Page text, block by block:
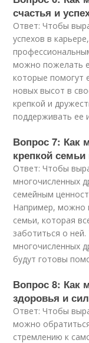
счастья и
Ответ: Чтобы
успехов в
можно пожелать
которые помогут
новых высот в
крепкой и
поддерживать ее
Вопрос 7: Как
крепкой
Ответ: Чтобы
многочисленных
семейным
Например, можно
семьи, которая
заботиться о
многочисленных
будут готовы
Вопрос 8: Как
здоровья и
Ответ: Чтобы
можно
стремлению к